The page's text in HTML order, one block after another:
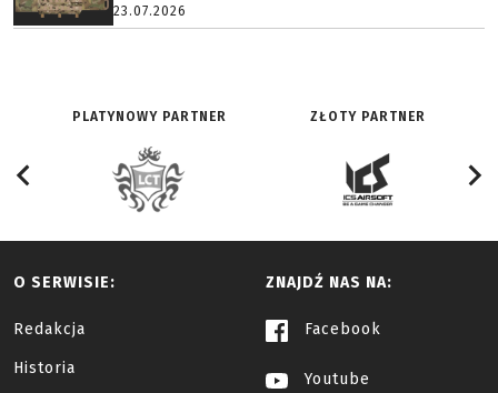
23.07.2026
PLATYNOWY PARTNER ZŁOTY PARTNER
O SERWISIE:
Redakcja
Historia
ZNAJDŹ NAS NA:
Facebook
Youtube